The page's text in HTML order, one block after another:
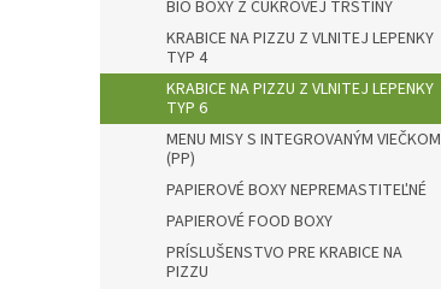
BIO BOXY Z CUKROVEJ TRSTINY
KRABICE NA PIZZU Z VLNITEJ LEPENKY
TYP 4
KRABICE NA PIZZU Z VLNITEJ LEPENKY
TYP 6
MENU MISY S INTEGROVANÝM VIEČKOM
(PP)
PAPIEROVÉ BOXY NEPREMASTITEĽNÉ
PAPIEROVÉ FOOD BOXY
PRÍSLUŠENSTVO PRE KRABICE NA
PIZZU